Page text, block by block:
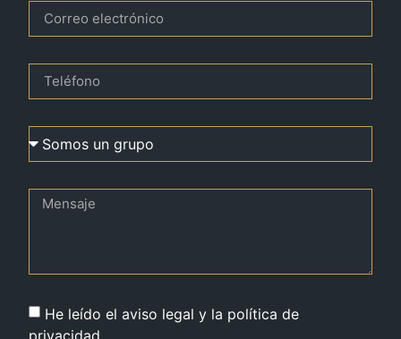
He leído el aviso legal y la política de
privacidad